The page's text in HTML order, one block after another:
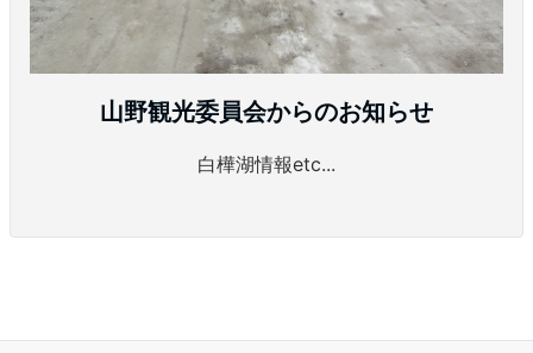
山野観光委員会からのお知らせ
白樺湖情報etc...